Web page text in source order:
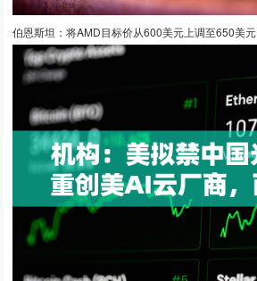
伯恩斯坦：将AMD目标价从600美元上调至650美元